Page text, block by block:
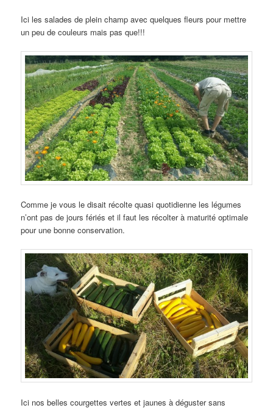
Ici les salades de plein champ avec quelques fleurs pour mettre
un peu de couleurs mais pas que!!!
Comme je vous le disait récolte quasi quotidienne les légumes
n’ont pas de jours fériés et il faut les récolter à maturité optimale
pour une bonne conservation.
Ici nos belles courgettes vertes et jaunes à déguster sans